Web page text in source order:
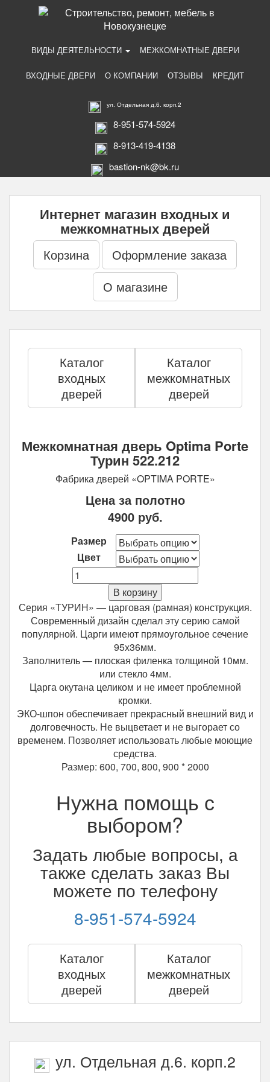
ВИДЫ ДЕЯТЕЛЬНОСТИ МЕЖКОМНАТНЫЕ ДВЕРИ
ВХОДНЫЕ ДВЕРИ О КОМПАНИИ ОТЗЫВЫ КРЕДИТ
ул. Отдельная д.6. корп.2
8-951-574-5924
8-913-419-4138
bastion-nk@bk.ru
Интернет магазин входных и
межкомнатных дверей
Корзина
Оформление заказа
О магазине
Каталог
входных
дверей
Каталог
межкомнатных
дверей
Межкомнатная дверь Optima Porte
Турин 522.212
Фабрика дверей «OPTIMA PORTE»
Цена за полотно
4900 руб.
Размер
Цвет
Количество
Межкомнатная
Optima
Porte
Турин
В корзину
Серия «ТУРИН» — царговая (рамная) конструкция.
Современный дизайн сделал эту серию самой
популярной. Царги имеют прямоугольное сечение
95х36мм.
Заполнитель — плоская филенка толщиной 10мм.
или стекло 4мм.
Царга окутана целиком и не имеет проблемной
кромки.
ЭКО-шпон обеспечивает прекрасный внешний вид и
долговечность. Не выцветает и не выгорает со
временем. Позволяет использовать любые моющие
средства.
Размер: 600, 700, 800, 900 * 2000
Нужна помощь с
выбором?
Задать любые вопросы, а
также сделать заказ Вы
можете по телефону
8-951-574-5924
Каталог
входных
дверей
Каталог
межкомнатных
дверей
ул. Отдельная д.6. корп.2